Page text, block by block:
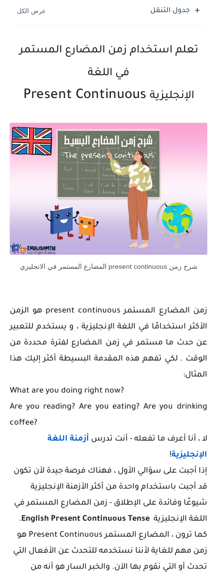
جدول التنقل
تعلم استخدام زمن المضارع المستمر
في اللغة
الإنجليزية
شرح زمن present continuous المضارع المستمر في الانجليزي
زمن المضارع المستمر present continuous هو الزمن
الأكثر استخدامًا في اللغة الإنجليزية ، و يستخدم للتعبير
عن حدث ما مستمر في زمن المضارع لفترة محددة من
الوقت . لكي تفهم هذه المقدمة البسيطة أكثر إليك هذا
المثال:
What are you doing right now?
Are you reading? Are you eating? Are you drinking
coffee?
لا ، أنا أعرف ما تفعله - أنت تدرس أزمنة اللغة
الإنجليزية!
إذا أجبت على سؤالي الأول ، فهناك فرصة جيدة لأن تكون
قد أجبت باستخدام واحدة من أكثر الأزمنة الإنجليزية
شيوعًا وفائدة على الإطلاق - زمن المضارع المستمرفي
اللغة الإنجليزية English Present Continuous Tense
.
كما ترون ، المضارع المستمر Present Continuous
هو
زمن مهم للغاية لأننا نستخدمه للتحدث عن الأفعال التي
تحدث أو التي نقوم بها الآن. والخبر السار هو أنه من